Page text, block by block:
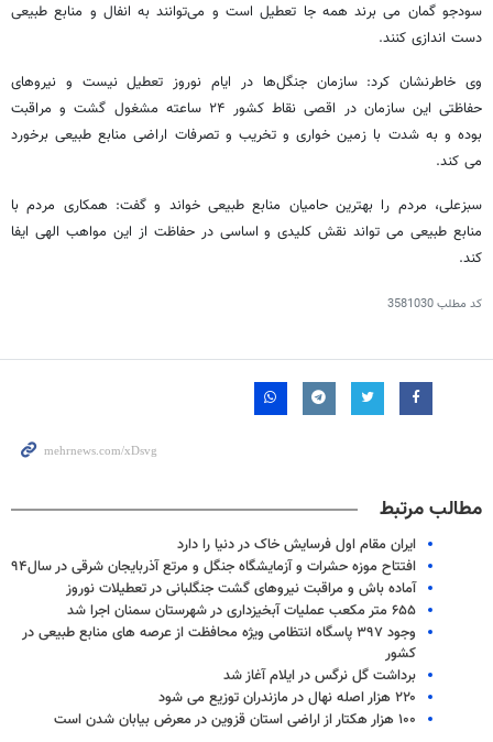
سودجو گمان می برند همه جا تعطیل است و می‌توانند به انفال و منابع طبیعی
دست اندازی کنند.
وی خاطرنشان کرد: سازمان جنگل‌ها در ایام نوروز تعطیل نیست و نیروهای
حفاظتی این سازمان در اقصی نقاط کشور ۲۴ ساعته مشغول گشت و مراقبت
بوده و به شدت با زمین خواری و تخریب و تصرفات اراضی منابع طبیعی برخورد
می کند.
سبزعلی، مردم را بهترین حامیان منابع طبیعی خواند و گفت: همکاری مردم با
منابع طبیعی می تواند نقش کلیدی و اساسی در حفاظت از این مواهب الهی ایفا
کند.
کد مطلب3581030
مطالب مرتبط
ایران مقام اول فرسایش خاک در دنیا را دارد
افتتاح موزه حشرات و آزمايشگاه جنگل و مرتع آذربایجان شرقی در سال۹۴
آماده باش و مراقبت نیروهای گشت جنگلبانی در تعطیلات نوروز
۶۵۵ متر مکعب عملیات آبخیزداری در شهرستان سمنان اجرا شد
وجود ۳۹۷ پاسگاه انتظامی ویژه محافظت از عرصه های منابع طبیعی در
کشور
برداشت گل نرگس در ایلام آغاز شد
۲۲۰ هزار اصله نهال در مازندران توزيع می شود
۱۰۰ هزار هکتار از اراضی استان قزوین در معرض بیابان شدن است